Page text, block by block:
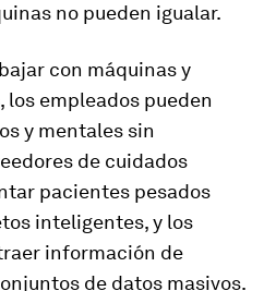
no pueden igualar.
con máquinas y
empleados pueden
y mentales sin
de cuidados
pacientes pesados
inteligentes, y los
información de
de datos masivos.